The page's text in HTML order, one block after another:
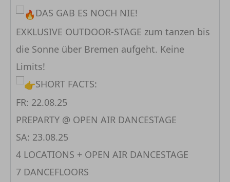
DAS GAB ES NOCH NIE!
EXKLUSIVE OUTDOOR-STAGE zum tanzen bis
die Sonne über Bremen aufgeht. Keine
Limits!
SHORT FACTS:
FR: 22.08.25
PREPARTY @ OPEN AIR DANCESTAGE
SA: 23.08.25
4 LOCATIONS + OPEN AIR DANCESTAGE
7 DANCEFLOORS